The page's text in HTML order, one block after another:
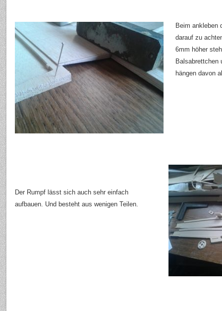
Beim ankleben
darauf zu
6mm höher
Balsabrettchen
hängen davon
Der Rumpf lässt sich auch sehr einfach
aufbauen. Und besteht aus wenigen Teilen.